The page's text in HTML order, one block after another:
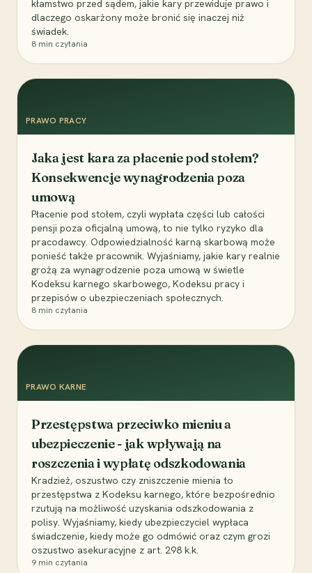
kłamstwo przed sądem, jakie kary przewiduje prawo i
dlaczego oskarżony może bronić się inaczej niż
świadek.
8 min czytania
PRAWO PRACY
Jaka jest kara za płacenie pod stołem?
Konsekwencje wynagrodzenia poza
umową
Płacenie pod stołem, czyli wypłata części lub całości
pensji poza oficjalną umową, to nie tylko ryzyko dla
pracodawcy. Odpowiedzialność karną skarbową może
ponieść także pracownik. Wyjaśniamy, jakie kary realnie
grożą za wynagrodzenie poza umową w świetle
Kodeksu karnego skarbowego, Kodeksu pracy i
przepisów o ubezpieczeniach społecznych.
8 min czytania
PRAWO KARNE
Przestępstwa przeciwko mieniu a
ubezpieczenie - jak wpływają na
roszczenia i wypłatę odszkodowania
Kradzież, oszustwo czy zniszczenie mienia to
przestępstwa z Kodeksu karnego, które bezpośrednio
rzutują na możliwość uzyskania odszkodowania z
polisy. Wyjaśniamy, kiedy ubezpieczyciel wypłaca
świadczenie, kiedy może go odmówić oraz czym grozi
oszustwo asekuracyjne z art. 298 k.k.
9 min czytania